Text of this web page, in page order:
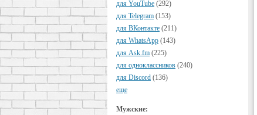
для YouTube (292)
для Telegram (153)
для ВКонтакте (211)
для WhatsApp (143)
для Ask.fm (225)
для одноклассников (240)
для Discord (136)
еще
Мужские: